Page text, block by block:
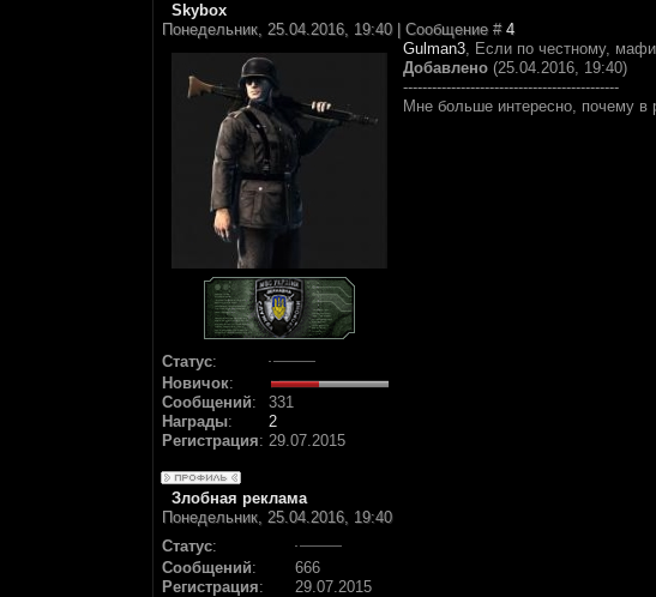
Skybox
Понедельник, 25.04.2016, 19:40 | Сообщение # 4
Статус:
Новичок:
Сообщений:
331
Награды:
2
Регистрация: 29.07.2015
Gulman3, Если по честному,
Добавлено (25.04.2016, 19:40)
---------------------------------------------
Мне больше интересно, почему в
Злобная реклама
Понедельник, 25.04.2016, 19:40
Статус:
Сообщений:
666
Регистрация: 29.07.2015